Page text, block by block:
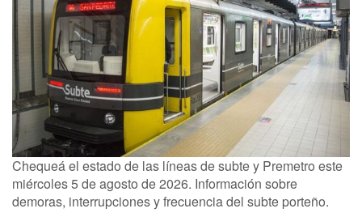
Chequeá el estado de las líneas de subte y Premetro este
miércoles 5 de agosto de 2026. Información sobre
demoras, interrupciones y frecuencia del subte porteño.